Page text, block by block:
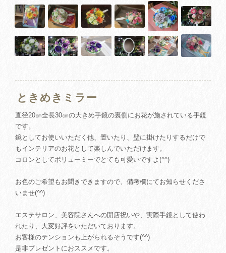
ときめきミラー
直径20㎝全長30㎝の大きめ手鏡の裏側にお花が施されている手鏡
です。
鏡としてお使いいただく他、置いたり、壁に掛けたりするだけで
もインテリアのお花として楽しんでいただけます。
コロンとしてボリューミーでとても可愛いですよ(^^)
お色のご希望もお聞きできますので、備考欄にてお知らせくださ
いませ(^^)
エステサロン、美容院さんへの開店祝いや、実際手鏡として使わ
れたり、大変好評をいただいております。
お客様のテンションも上がられるそうです(^^)
是非プレゼントにおススメです。